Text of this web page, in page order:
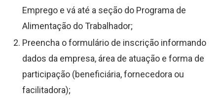
Emprego e vá até a seção do Programa de
Alimentação do Trabalhador;
Preencha o formulário de inscrição informando
dados da empresa, área de atuação e forma de
participação (beneficiária, fornecedora ou
facilitadora);